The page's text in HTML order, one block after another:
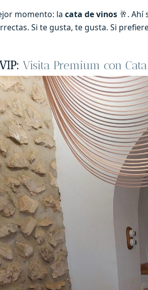
momento: la cata de vinos 🥂.
Si te gusta, te gusta. Si
Visita Premium con